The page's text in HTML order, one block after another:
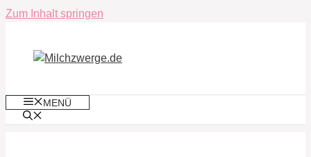
Zum Inhalt springen
MENÜ